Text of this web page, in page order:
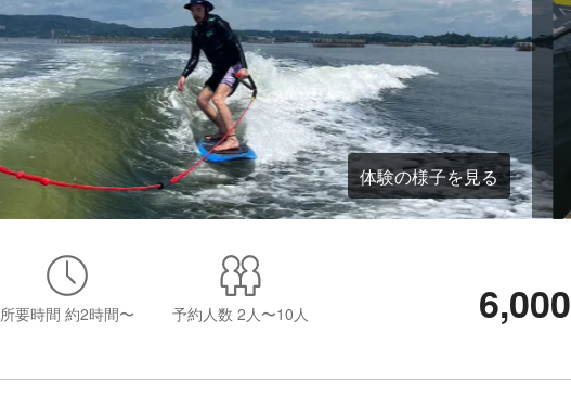
体験の様子を見る
所要時間 約2時間〜 予約人数 2人〜10人 6,000